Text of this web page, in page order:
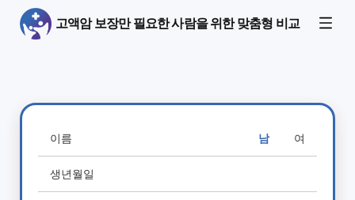
고액암 보장만 필요한 사람을 위한 맞춤형 비교
남 여